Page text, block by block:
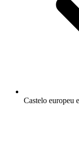
Castelo europeu